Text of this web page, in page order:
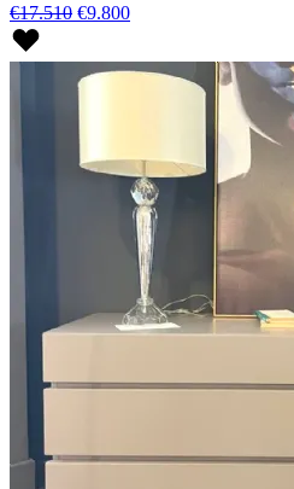
€17.510 €9.800